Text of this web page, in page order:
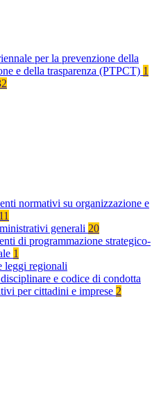
per la prevenzione della
e della trasparenza (PTPCT) 1
normativi su organizzazione e
11
generali 20
di programmazione strategico-
1
leggi regionali
e codice di condotta
per cittadini e imprese 2